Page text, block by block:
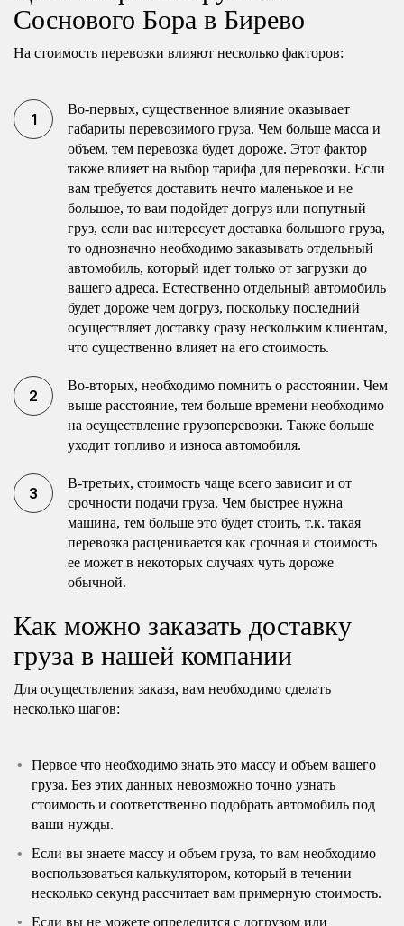
Соснового Бора в Бирево
На стоимость перевозки влияют несколько факторов:
Во-первых, существенное влияние оказывает
габариты перевозимого груза. Чем больше масса и
объем, тем перевозка будет дороже. Этот фактор
также влияет на выбор тарифа для перевозки. Если
вам требуется доставить нечто маленькое и не
большое, то вам подойдет догруз или попутный
груз, если вас интересует доставка большого груза,
то однозначно необходимо заказывать отдельный
автомобиль, который идет только от загрузки до
вашего адреса. Естественно отдельный автомобиль
будет дороже чем догруз, поскольку последний
осуществляет доставку сразу нескольким клиентам,
что существенно влияет на его стоимость.
Во-вторых, необходимо помнить о расстоянии. Чем
выше расстояние, тем больше времени необходимо
на осуществление грузоперевозки. Также больше
уходит топливо и износа автомобиля.
В-третьих, стоимость чаще всего зависит и от
срочности подачи груза. Чем быстрее нужна
машина, тем больше это будет стоить, т.к. такая
перевозка расценивается как срочная и стоимость
ее может в некоторых случаях чуть дороже
обычной.
Как можно заказать доставку
груза в нашей компании
Для осуществления заказа, вам необходимо сделать
несколько шагов:
Первое что необходимо знать это массу и объем вашего
груза. Без этих данных невозможно точно узнать
стоимость и соответственно подобрать автомобиль под
ваши нужды.
Если вы знаете массу и объем груза, то вам необходимо
воспользоваться калькулятором, который в течении
несколько секунд рассчитает вам примерную стоимость.
Если вы не можете определится с догрузом или